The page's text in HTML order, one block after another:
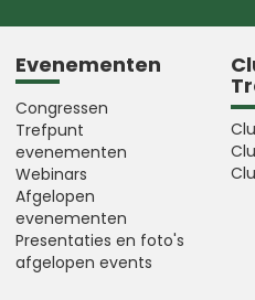
Evenementen
Congressen
Trefpunt
evenementen
Webinars
Afgelopen
evenementen
Presentaties en foto's
afgelopen events